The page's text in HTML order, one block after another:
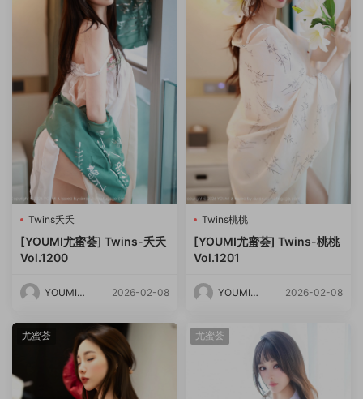
Twins夭夭
[YOUMI尤蜜荟] Twins-夭夭
Vol.1200
YOUMI尤
2026-02-08
Twins桃桃
[YOUMI尤蜜荟] Twins-桃桃
Vol.1201
YOUMI尤
2026-02-08
尤蜜荟 尤蜜荟